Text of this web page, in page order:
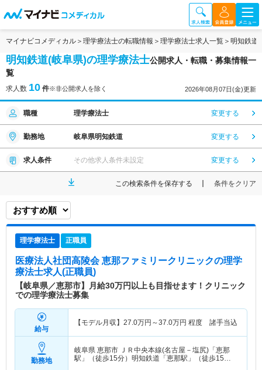
マイナビコメディカル 理学療法士の転職情報 理学療法士求人一覧 明知鉄道
明知鉄道(岐阜県)の理学療法士公開求人・転職・募集情報一
覧
求人数 10 件※非公開求人を除く 2026年08月07日(金)更新
職種 理学療法士 変更する
勤務地 岐阜県明知鉄道 変更する
求人条件 その他求人条件未設定 変更する
この検索条件を保存する 条件をクリア
理学療法士 正職員
医療法人社団高陵会 恵那ファミリークリニックの理学
療法士求人(正職員)
【岐阜県／恵那市】月給30万円以上も目指せます！クリニック
での理学療法士募集
給与
【モデル月収】 27.0万円～37.0万円 程度 諸手当込
勤務地
岐阜県 恵那市 ＪＲ中央本線(名古屋－塩尻)「恵那
駅」（徒歩15分）明知鉄道「恵那駅」（徒歩15